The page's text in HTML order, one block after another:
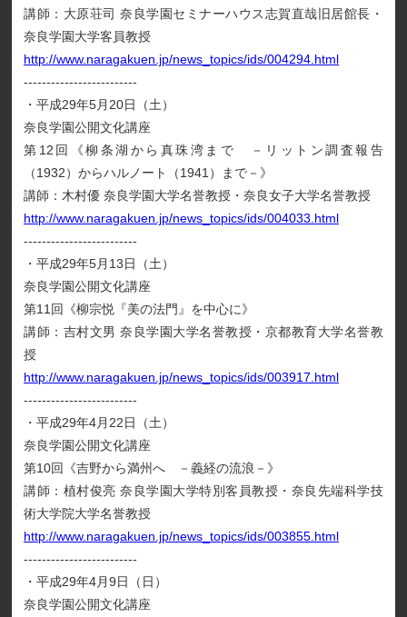
講師：大原荘司 奈良学園セミナーハウス志賀直哉旧居館長・
奈良学園大学客員教授
http://www.naragakuen.jp/news_topics/ids/004294.html
-------------------------
・平成29年5月20日（土）
奈良学園公開文化講座
第12回《柳条湖から真珠湾まで －リットン調査報告
（1932）からハルノート（1941）まで－》
講師：木村優 奈良学園大学名誉教授・奈良女子大学名誉教授
http://www.naragakuen.jp/news_topics/ids/004033.html
-------------------------
・平成29年5月13日（土）
奈良学園公開文化講座
第11回《柳宗悦『美の法門』を中心に》
講師：吉村文男 奈良学園大学名誉教授・京都教育大学名誉教
授
http://www.naragakuen.jp/news_topics/ids/003917.html
-------------------------
・平成29年4月22日（土）
奈良学園公開文化講座
第10回《吉野から満州へ －義経の流浪－》
講師：植村俊亮 奈良学園大学特別客員教授・奈良先端科学技
術大学院大学名誉教授
http://www.naragakuen.jp/news_topics/ids/003855.html
-------------------------
・平成29年4月9日（日）
奈良学園公開文化講座